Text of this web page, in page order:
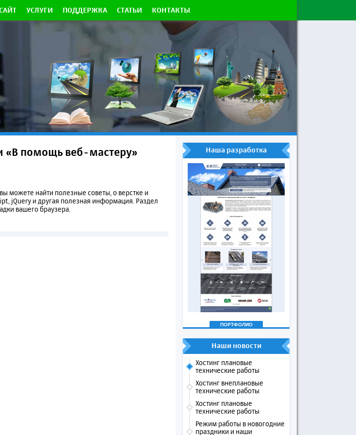
УСЛУГИ ПОДДЕРЖКА СТАТЬИ КОНТАКТЫ
«В помощь веб-мастеру»
вы можете найти полезные советы, о верстке и
jQuery и другая полезная информация. Раздел
вашего браузера.
Наша разработка
ПОРТФОЛИО
Наши новости
Хостинг плановые
технические работы
Хостинг внеплановые
технические работы
Хостинг плановые
технические работы
Режим работы в новогодние
праздники и наши